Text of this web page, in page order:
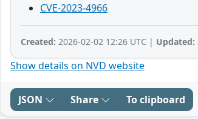
CVE-2023-4966
Created: 2026-02-02 12:26 UTC | Updated:
Show details on NVD website
JSON Share To clipboard